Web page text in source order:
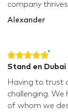
company
Alexander
Stand en Dubai
Having to trust
challenging.
of whom we